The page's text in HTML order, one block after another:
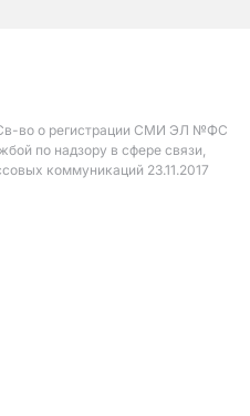
во о регистрации СМИ ЭЛ №ФС
по надзору в сфере связи,
коммуникаций 23.11.2017